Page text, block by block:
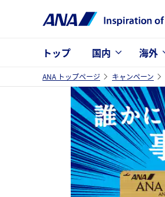
トップ 国内 海外
ANA トップページ キャンペーン